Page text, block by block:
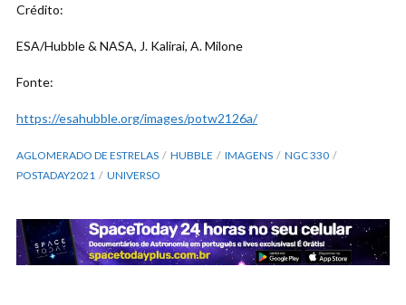
Crédito:
ESA/Hubble & NASA, J. Kalirai, A. Milone
Fonte:
https://esahubble.org/images/potw2126a/
AGLOMERADO DE ESTRELAS HUBBLE IMAGENS
NGC 330
POSTADAY2021
UNIVERSO